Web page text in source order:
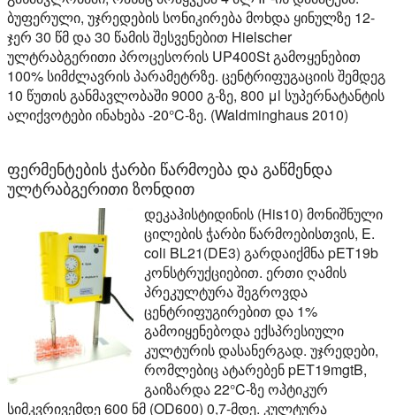
ბუფერული, უჯრედების სონიკირება მოხდა ყინულზე 12-
ჯერ 30 წმ და 30 წამის შესვენებით Hielscher
ულტრაბგერითი პროცესორის UP400St გამოყენებით
100% სიმძლავრის პარამეტრზე. ცენტრიფუგაციის შემდეგ
10 წუთის განმავლობაში 9000 გ-ზე, 800 μl სუპერნატანტის
ალიქვოტები ინახება -20°C-ზე. (Waldminghaus 2010)
ფერმენტების ჭარბი წარმოება და გაწმენდა
ულტრაბგერითი ზონდით
დეკაჰისტიდინის (His10) მონიშნული
ცილების ჭარბი წარმოებისთვის, E.
coli BL21(DE3) გარდაიქმნა pET19b
კონსტრუქციებით. ერთი ღამის
პრეკულტურა შეგროვდა
ცენტრიფუგირებით და 1%
გამოიყენებოდა ექსპრესიული
კულტურის დასანერგად. უჯრედები,
რომლებიც ატარებენ pET19mgtB,
გაიზარდა 22°C-ზე ოპტიკურ
სიმკვრივემდე 600 ნმ (OD600) 0,7-მდე. კულტურა